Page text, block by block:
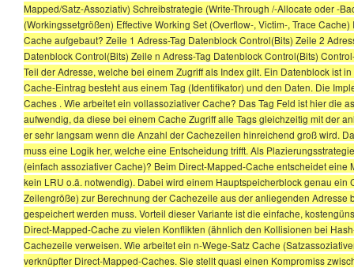
Mapped/Satz-Assoziativ) Schreibstrategie (Write-Through /-Allocate oder -
(Workingssetgrößen) Effective Working Set (Overflow-, Victim-, Trace
Cache aufgebaut? Zeile 1 Adress-Tag Datenblock Control(Bits) Zeile 2
Datenblock Control(Bits) Zeile n Adress-Tag Datenblock Control(Bits)
Teil der Adresse, welche bei einem Zugriff als Index gilt. Ein Datenblock ist
Cache-Eintrag besteht aus einem Tag (Identifikator) und den Daten. Die
Caches . Wie arbeitet ein vollassoziativer Cache? Das Tag Feld ist hier die
aufwendig, da diese bei einem Cache Zugriff alle Tags gleichzeitig mit der
er sehr langsam wenn die Anzahl der Cachezeilen hinreichend groß wird.
muss eine Logik her, welche eine Entscheidung trifft. Als
(einfach assoziativer Cache)? Beim Direct-Mapped-Cache entscheidet
kein LRU o.ä. notwendig). Dabei wird einem Hauptspeicherblock genau
Zeilengröße) zur Berechnung der Cachezeile aus der anliegenden
gespeichert werden muss. Vorteil dieser Variante ist die einfache,
Direct-Mapped-Cache zu vielen Konflikten (ähnlich den Kollisionen bei
Cachezeile verweisen. Wie arbeitet ein n-Wege-Satz Cache
verknüpfter Direct-Mapped-Caches. Sie stellt quasi einen Kompromiss